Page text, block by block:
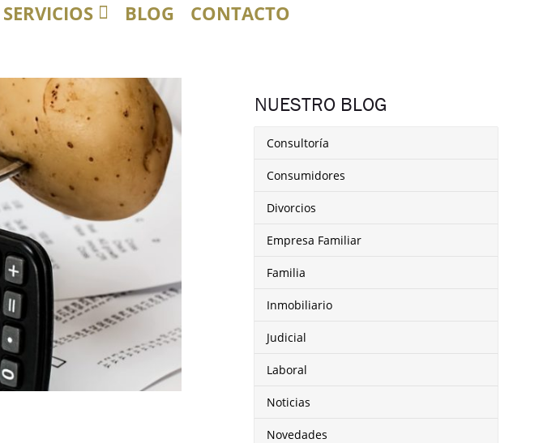
SERVICIOS BLOG CONTACTO
NUESTRO BLOG
Consultoría
Consumidores
Divorcios
Empresa Familiar
Familia
Inmobiliario
Judicial
Laboral
Noticias
Novedades